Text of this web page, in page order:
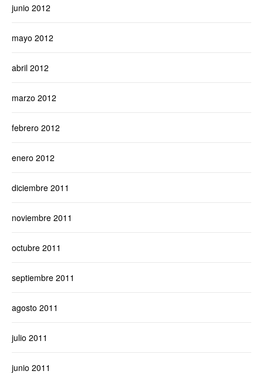
junio 2012
mayo 2012
abril 2012
marzo 2012
febrero 2012
enero 2012
diciembre 2011
noviembre 2011
octubre 2011
septiembre 2011
agosto 2011
julio 2011
junio 2011